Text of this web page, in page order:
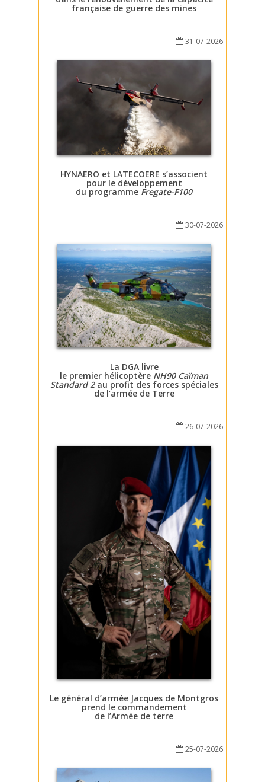
française de guerre des mines
31-07-2026
HYNAERO et LATECOERE s’associent
pour le développement
du programme Fregate-F100
30-07-2026
La DGA livre
le premier hélicoptère NH90 Caïman
Standard 2au profit des forces spéciales
de l’armée de Terre
26-07-2026
Le général d’armée Jacques de Montgros
prend le commandement
de l’Armée de terre
25-07-2026